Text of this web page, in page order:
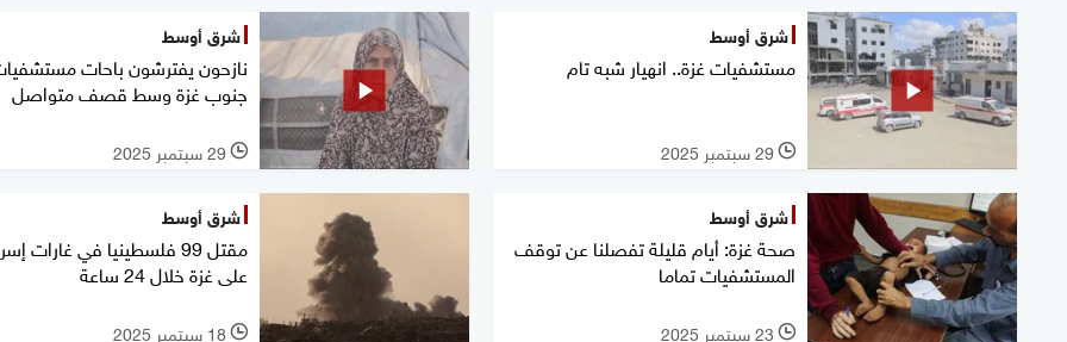
شرق أوسط
مستشفيات غزة.. انهيار شبه تام
l 29 سبتمبر 2025
شرق أوسط
نازحون يفترشون باحات
جنوب غزة وسط قصف متواصل
l 29 سبتمبر 2025
شرق أوسط
صحة غزة: أيام قليلة تفصلنا عن توقف
المستشفيات تماما
l 23 سبتمبر 2025
شرق أوسط
مقتل 99 فلسطينيا في غارات
على غزة خلال 24 ساعة
l 18 سبتمبر 2025